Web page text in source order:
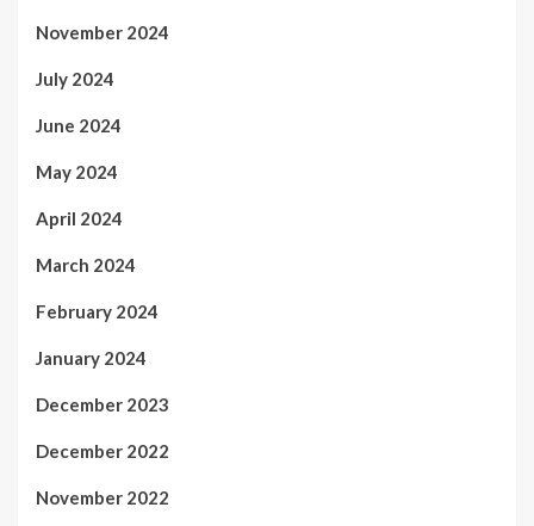
November 2024
July 2024
June 2024
May 2024
April 2024
March 2024
February 2024
January 2024
December 2023
December 2022
November 2022